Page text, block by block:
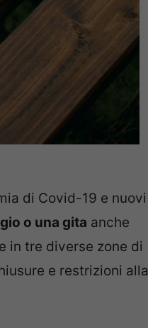
di Covid-19 e nuovi
o una gita anche
in tre diverse zone di
e restrizioni alla